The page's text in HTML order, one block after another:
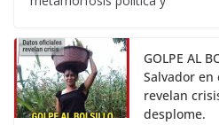
GOLPE AL
Salvador en
revelan
desplome.